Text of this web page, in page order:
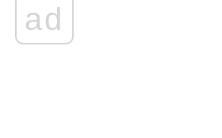
ad